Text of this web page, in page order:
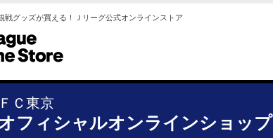
戦グッズが買える！Ｊリーグ公式オンラインストア
ＦＣ東京
フィシャルオンラインショップ